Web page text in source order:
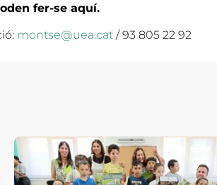
fer-se aquí.
montse@uea.cat / 93 805 22 92